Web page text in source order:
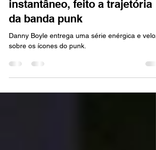
Sex Pistols em ritmo
instantâneo, feito a trajetória
da banda punk
sobre os ícones do punk.